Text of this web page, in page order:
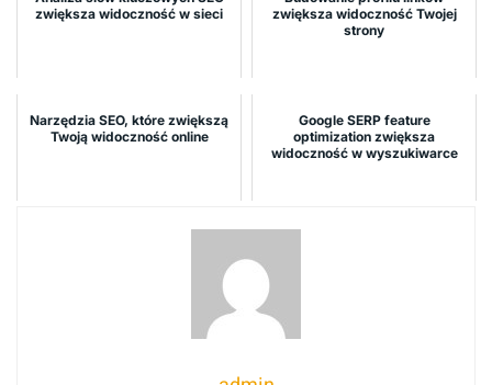
zwiększa widoczność w sieci
zwiększa widoczność Twojej
strony
Narzędzia SEO, które zwiększą
Twoją widoczność online
Google SERP feature
optimization zwiększa
widoczność w wyszukiwarce